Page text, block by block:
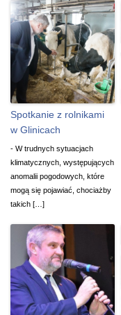
Spotkanie z rolnikami
w Glinicach
- W trudnych sytuacjach
klimatycznych, występujących
anomalii pogodowych, które
mogą się pojawiać, chociażby
takich […]